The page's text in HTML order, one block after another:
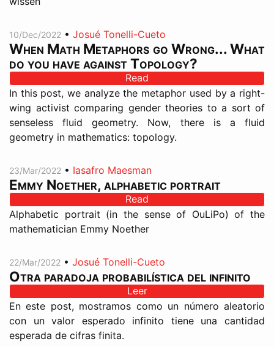
10/Dec/2022 • Josué Tonelli-Cueto
When Math Metaphors go Wrong... What
do you have against Topology?
Read
In this post, we analyze the metaphor used by a right-
wing activist comparing gender theories to a sort of
senseless fluid geometry. Now, there is a fluid
geometry in mathematics: topology.
23/Mar/2022 • Iasafro Maesman
Emmy Noether, alphabetic portrait
Read
Alphabetic portrait (in the sense of OuLiPo) of the
mathematician Emmy Noether
22/Mar/2022 • Josué Tonelli-Cueto
Otra paradoja probabilística del infinito
Leer
En este post, mostramos como un número aleatorio
con un valor esperado infinito tiene una cantidad
esperada de cifras finita.